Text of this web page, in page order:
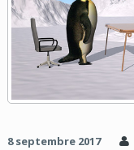
8 septembre 2017